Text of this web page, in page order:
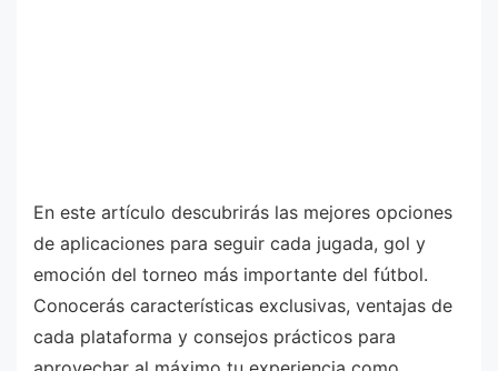
En este artículo descubrirás las mejores opciones
de aplicaciones para seguir cada jugada, gol y
emoción del torneo más importante del fútbol.
Conocerás características exclusivas, ventajas de
cada plataforma y consejos prácticos para